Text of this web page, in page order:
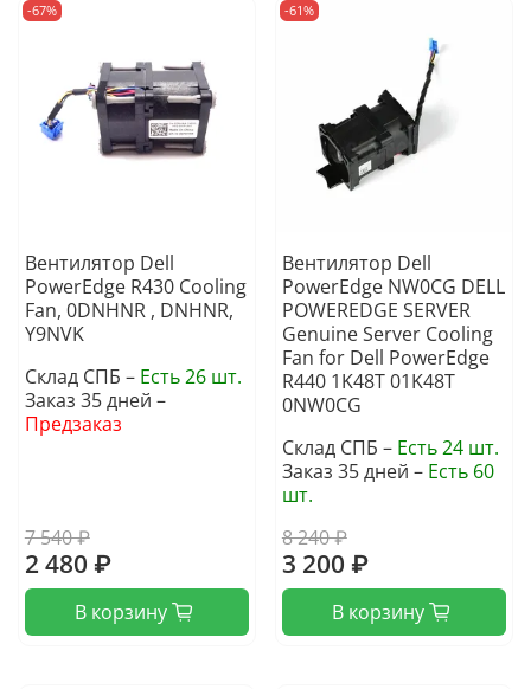
-67%
Вентилятор Dell
PowerEdge R430 Cooling
Fan, 0DNHNR , DNHNR,
Y9NVK
Склад СПБ – Есть 26 шт.
Заказ 35 дней –
Предзаказ
7 540 ₽
2 480 ₽
В корзину
-61%
Вентилятор Dell
PowerEdge NW0CG DELL
POWEREDGE SERVER
Genuine Server Cooling
Fan for Dell PowerEdge
R440 1K48T 01K48T
0NW0CG
Склад СПБ – Есть 24 шт.
Заказ 35 дней – Есть 60
шт.
8 240 ₽
3 200 ₽
В корзину